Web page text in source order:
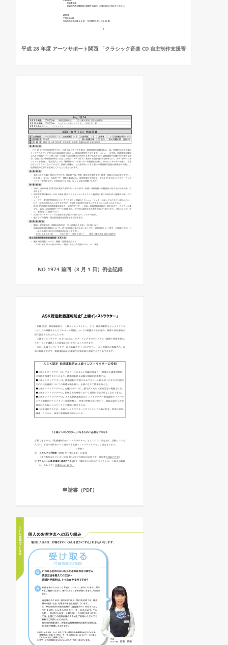
平成 28 年度 アーツサポート関西 「クラシック音楽 CD 自主制作支援寄
NO.1974 前回（8 月 1 日）例会記録
申請書（PDF）